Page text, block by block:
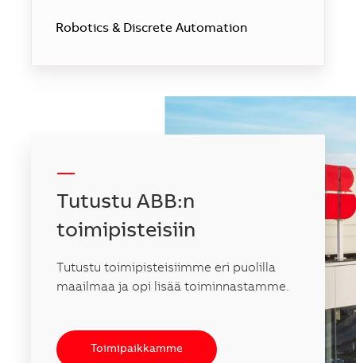
Robotics & Discrete Automation
-----
Tutustu ABB:n
toimipisteisiin
Tutustu toimipisteisiimme eri puolilla
maailmaa ja opi lisää toiminnastamme.
Toimipaikkamme